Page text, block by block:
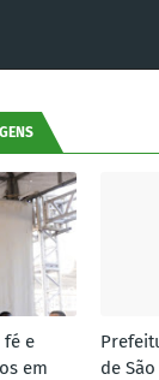
fé e
em
de